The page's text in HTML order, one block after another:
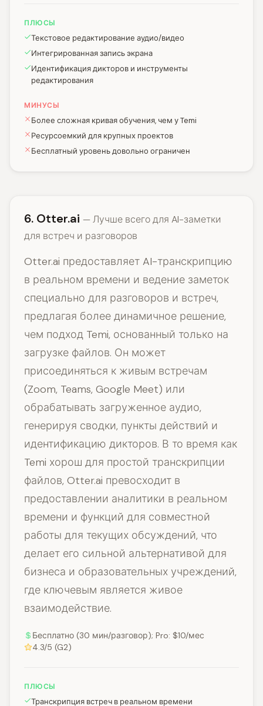
ПЛЮСЫ
Текстовое редактирование аудио/видео
Интегрированная запись экрана
Идентификация дикторов и инструменты
редактирования
МИНУСЫ
Более сложная кривая обучения, чем у Temi
Ресурсоемкий для крупных проектов
Бесплатный уровень довольно ограничен
6. Otter.ai — Лучше всего для AI-заметки
для встреч и разговоров
Otter.ai предоставляет AI-транскрипцию
в реальном времени и ведение заметок
специально для разговоров и встреч,
предлагая более динамичное решение,
чем подход Temi, основанный только на
загрузке файлов. Он может
присоединяться к живым встречам
(Zoom, Teams, Google Meet) или
обрабатывать загруженное аудио,
генерируя сводки, пункты действий и
идентификацию дикторов. В то время как
Temi хорош для простой транскрипции
файлов, Otter.ai превосходит в
предоставлении аналитики в реальном
времени и функций для совместной
работы для текущих обсуждений, что
делает его сильной альтернативой для
бизнеса и образовательных учреждений,
где ключевым является живое
взаимодействие.
Бесплатно (30 мин/разговор); Pro: $10/мес
4.3/5 (G2)
ПЛЮСЫ
Транскрипция встреч в реальном времени